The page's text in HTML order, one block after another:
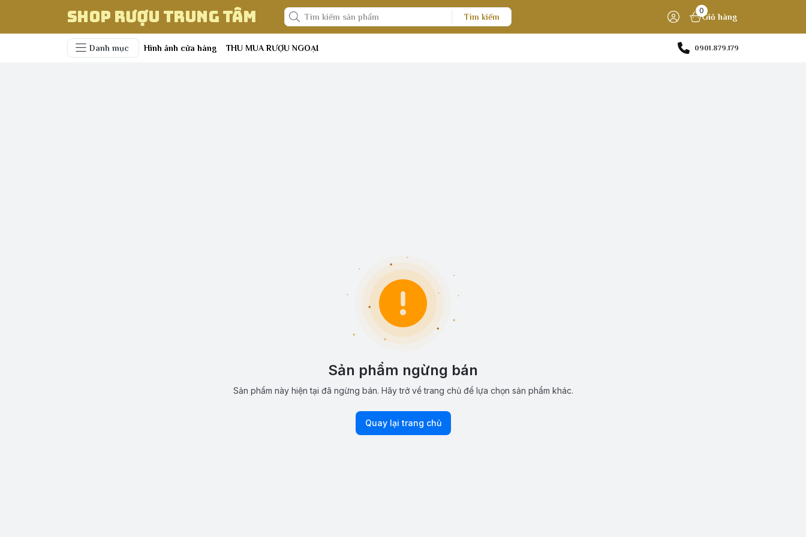
Shop Rượu Trung Tâm Tìm kiếm
0
Giỏ hàng
Danh mục Hình ảnh cửa hàng THU MUA RƯỢU NGOẠI 0901.879.179
Sản phẩm ngừng bán
Sản phẩm này hiện tại đã ngừng bán. Hãy trở về trang chủ để lựa chọn sản phẩm khác.
Quay lại trang chủ